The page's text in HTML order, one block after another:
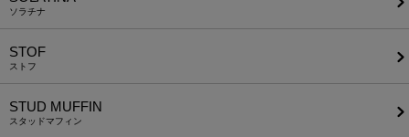
ソラチナ
STOF
ストフ
STUD MUFFIN
スタッドマフィン